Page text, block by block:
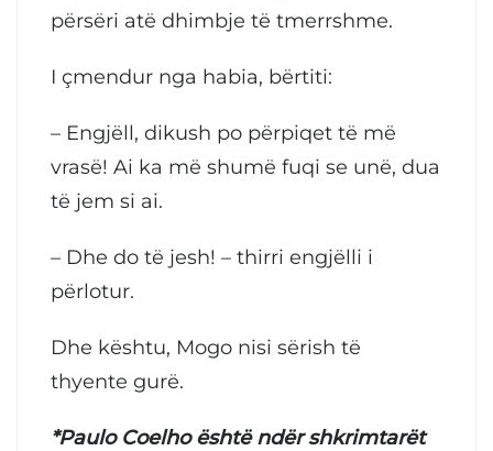
përsëri atë dhimbje të tmerrshme.
I çmendur nga habia, bërtiti:
– Engjëll, dikush po përpiqet të më
vrasë! Ai ka më shumë fuqi se unë, dua
të jem si ai.
– Dhe do të jesh! – thirri engjëlli i
përlotur.
Dhe kështu, Mogo nisi sërish të
thyente gurë.
*Paulo Coelho është ndër shkrimtarët